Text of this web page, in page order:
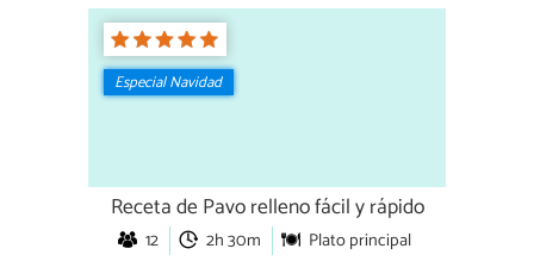
Especial Navidad
Receta de Pavo relleno fácil y rápido
12 2h 30m Plato principal